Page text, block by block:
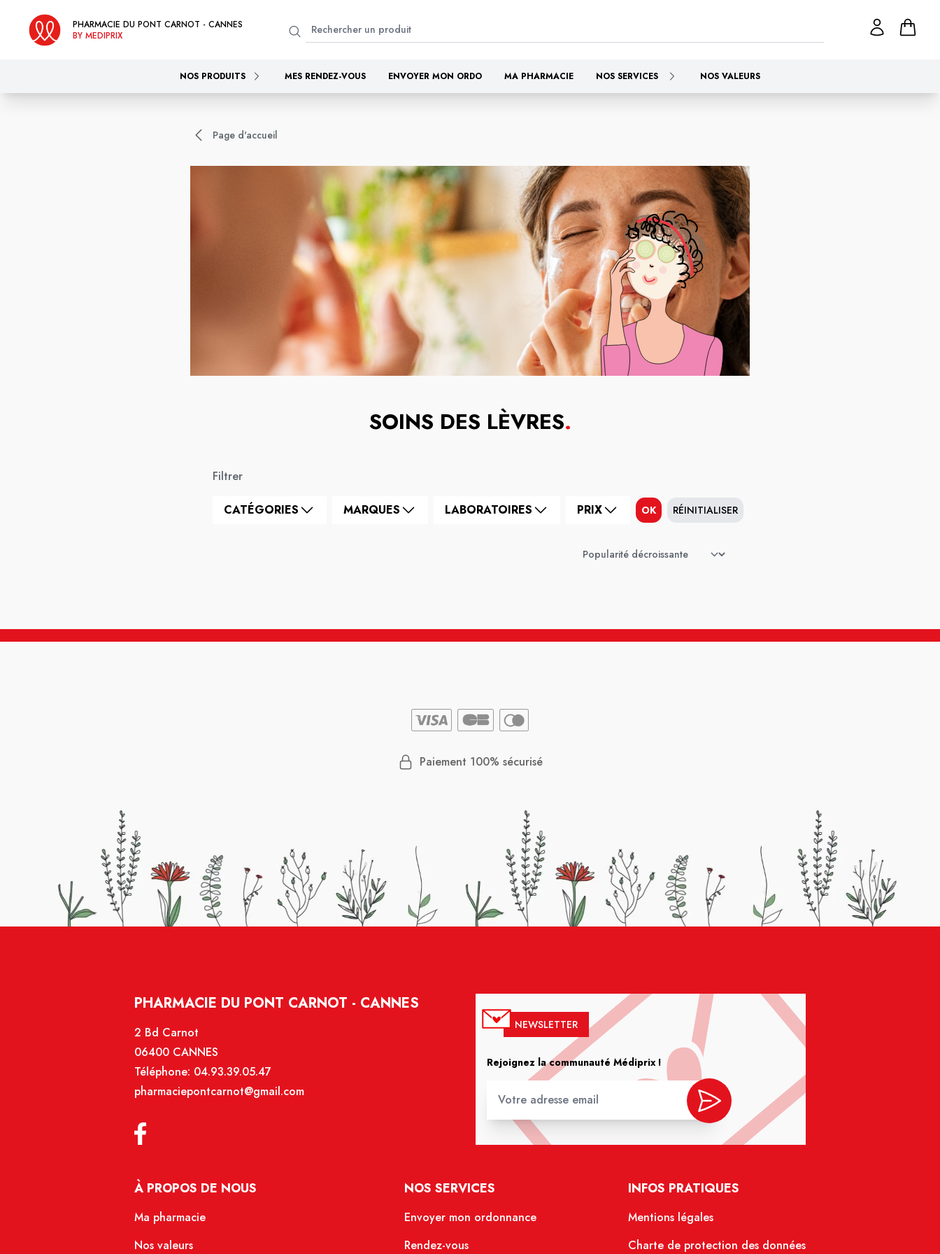
PHARMACIE DU PONT CARNOT - CANNES
BY MEDIPRIX
NOS PRODUITS MES RENDEZ-VOUS ENVOYER MON ORDO MA PHARMACIE NOS SERVICES NOS VALEURS
Page d'accueil
SOINS DES LÈVRES.
Filtrer
CATÉGORIES MARQUES LABORATOIRES PRIX OK RÉINITIALISER
Paiement 100% sécurisé
PHARMACIE DU PONT CARNOT - CANNES
2 Bd Carnot
06400 CANNES
Téléphone: 04.93.39.05.47
pharmaciepontcarnot@gmail.com
NEWSLETTER
Rejoignez la communauté Médiprix !
À PROPOS DE NOUS
Ma pharmacie
Nos valeurs
NOS SERVICES
Envoyer mon ordonnance
Rendez-vous
INFOS PRATIQUES
Mentions légales
Charte de protection des données